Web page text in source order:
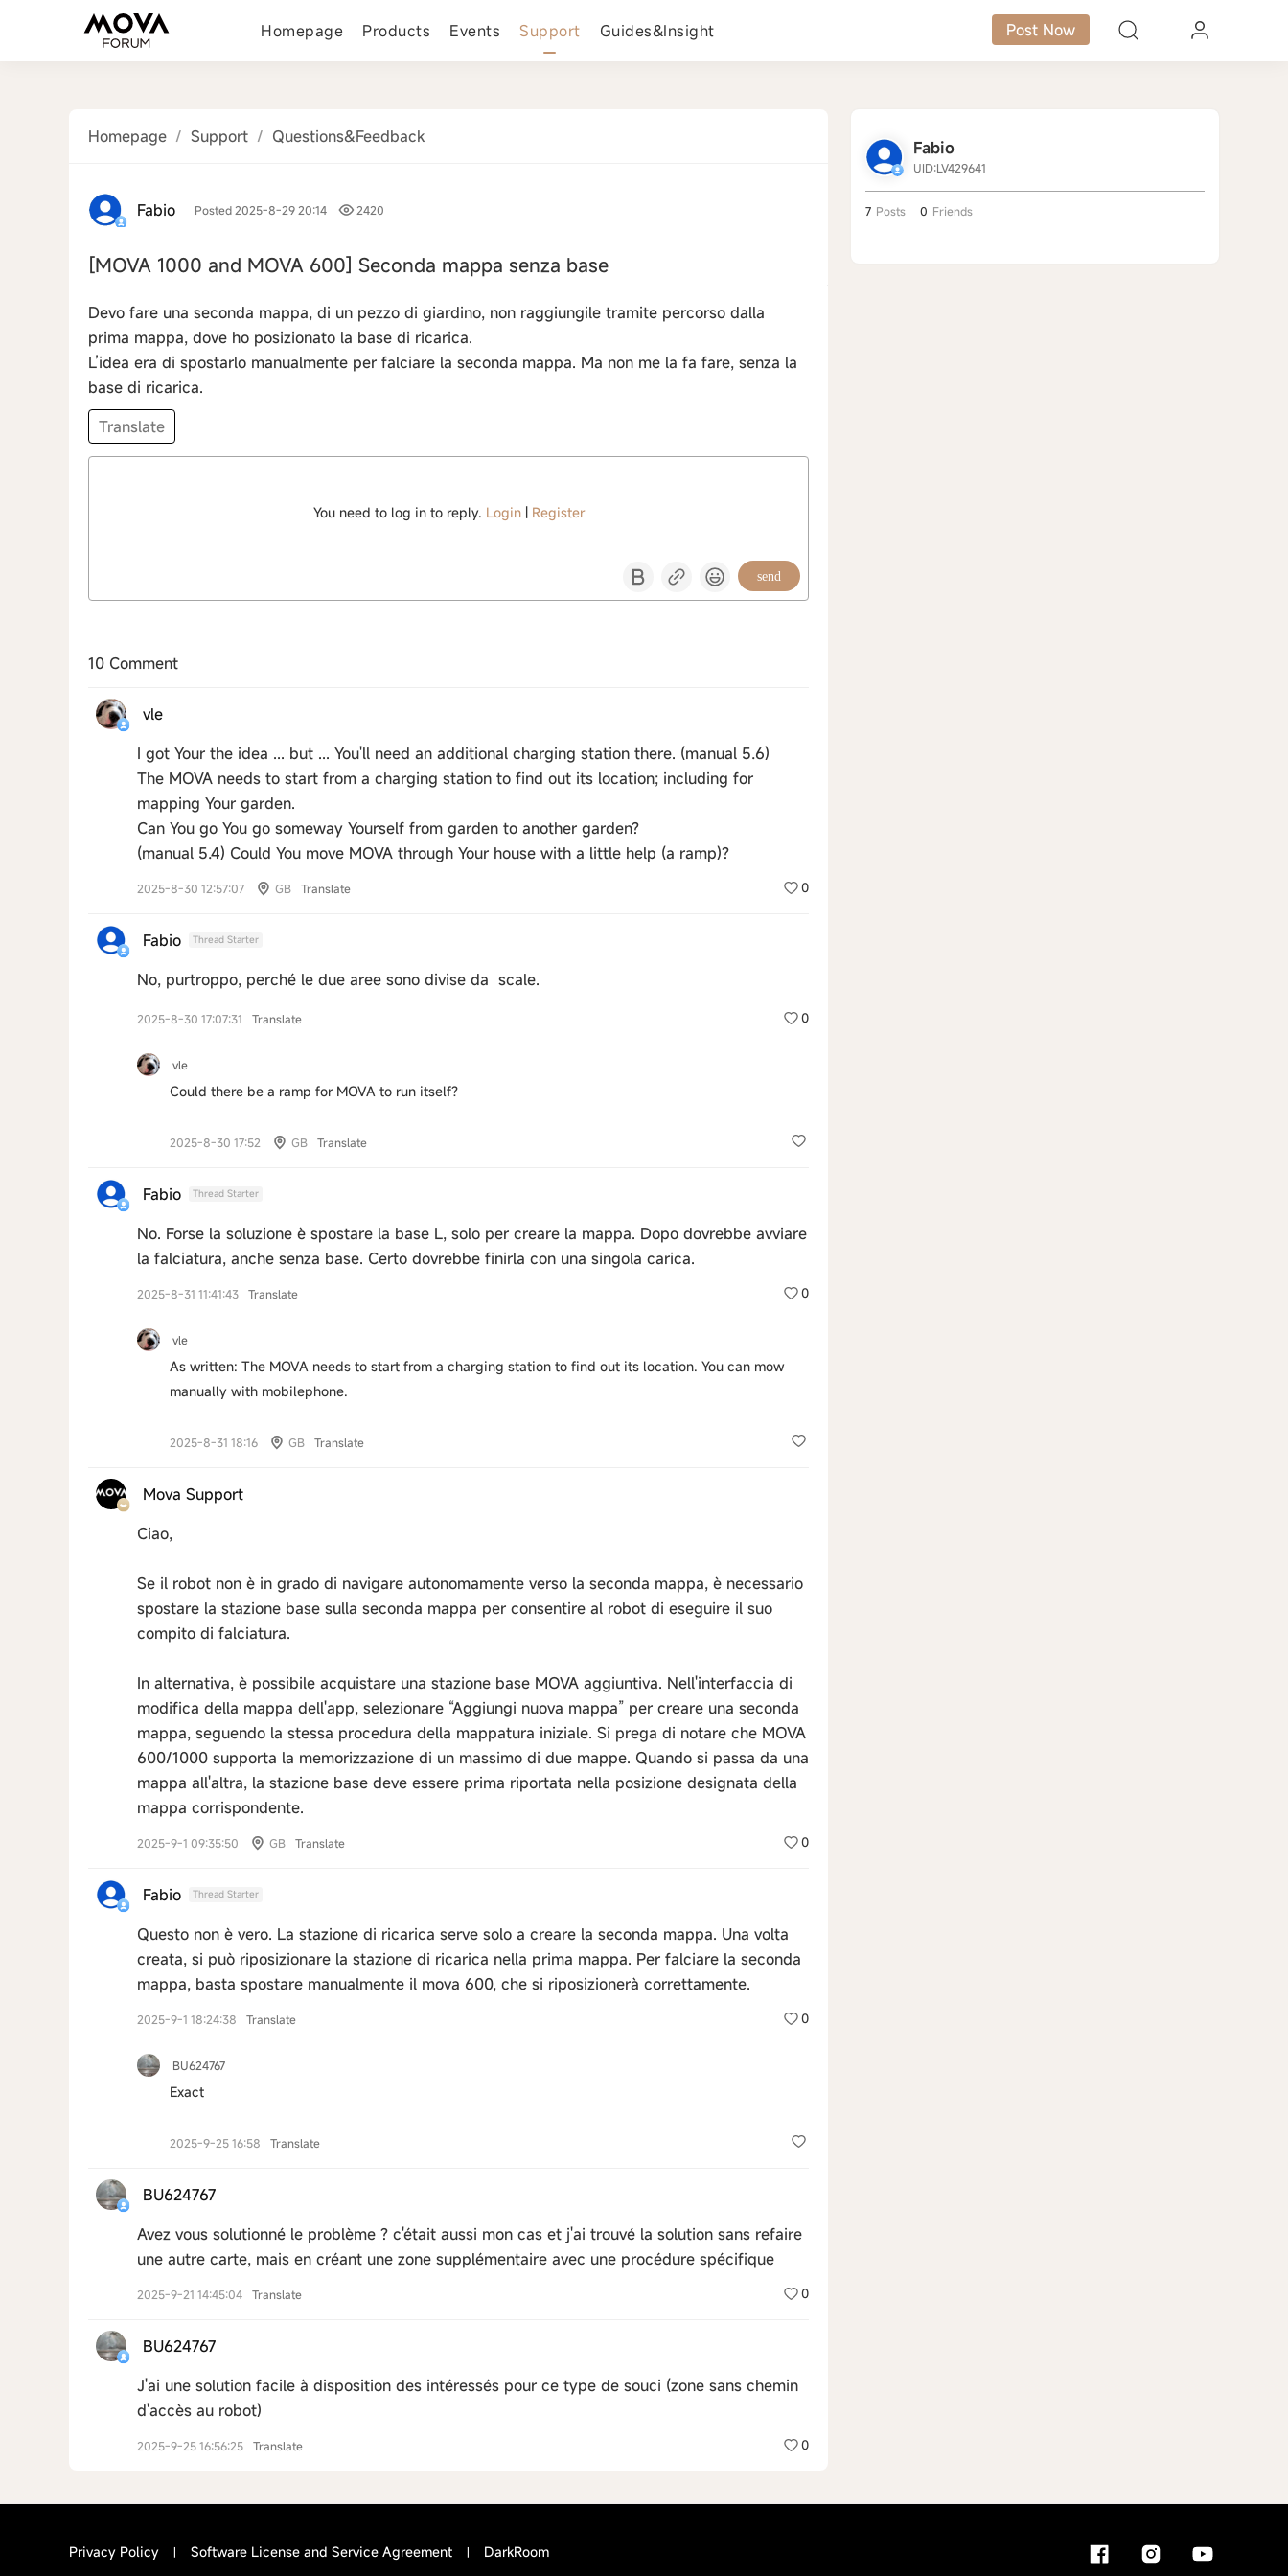
Homepage Products Events Support Guides&Insight Post Now
Homepage / Support / Questions&Feedback
Fabio Posted 2025-8-29 20:14 2420
[MOVA 1000 and MOVA 600] Seconda mappa senza base
Devo fare una seconda mappa, di un pezzo di giardino, non raggiungile tramite percorso dalla
prima mappa, dove ho posizionato la base di ricarica.
L’idea era di spostarlo manualmente per falciare la seconda mappa. Ma non me la fa fare, senza la
base di ricarica.
Translate
You need to log in to reply. Login| Register
send
10 Comment
vle
I got Your the idea ... but ... You'll need an additional charging station there. (manual 5.6)
The MOVA needs to start from a charging station to find out its location; including for
mapping Your garden.
Can You go You go someway Yourself from garden to another garden?
(manual 5.4) Could You move MOVA through Your house with a little help (a ramp)?
0
2025-8-30 12:57:07 GB Translate
Fabio Thread Starter
No, purtroppo, perché le due aree sono divise da scale.
0
2025-8-30 17:07:31 Translate
vle
Could there be a ramp for MOVA to run itself?
2025-8-30 17:52 GB Translate
Fabio Thread Starter
No. Forse la soluzione è spostare la base L, solo per creare la mappa. Dopo dovrebbe avviare
la falciatura, anche senza base. Certo dovrebbe finirla con una singola carica.
0
2025-8-31 11:41:43 Translate
vle
As written: The MOVA needs to start from a charging station to find out its location. You can mow
manually with mobilephone.
2025-8-31 18:16 GB Translate
Mova Support
Ciao,
Se il robot non è in grado di navigare autonomamente verso la seconda mappa, è necessario
spostare la stazione base sulla seconda mappa per consentire al robot di eseguire il suo
compito di falciatura.
In alternativa, è possibile acquistare una stazione base MOVA aggiuntiva. Nell'interfaccia di
modifica della mappa dell'app, selezionare “Aggiungi nuova mappa” per creare una seconda
mappa, seguendo la stessa procedura della mappatura iniziale. Si prega di notare che MOVA
600/1000 supporta la memorizzazione di un massimo di due mappe. Quando si passa da una
mappa all'altra, la stazione base deve essere prima riportata nella posizione designata della
mappa corrispondente.
0
2025-9-1 09:35:50 GB Translate
Fabio Thread Starter
Questo non è vero. La stazione di ricarica serve solo a creare la seconda mappa. Una volta
creata, si può riposizionare la stazione di ricarica nella prima mappa. Per falciare la seconda
mappa, basta spostare manualmente il mova 600, che si riposizionerà correttamente.
0
2025-9-1 18:24:38 Translate
BU624767
Exact
2025-9-25 16:58 Translate
BU624767
Avez vous solutionné le problème ? c'était aussi mon cas et j'ai trouvé la solution sans refaire
une autre carte, mais en créant une zone supplémentaire avec une procédure spécifique
0
2025-9-21 14:45:04 Translate
BU624767
J'ai une solution facile à disposition des intéressés pour ce type de souci (zone sans chemin
d'accès au robot)
0
2025-9-25 16:56:25 Translate
Fabio
UID:LV429641
7 Posts 0 Friends
Privacy Policy | Software License and Service Agreement | DarkRoom